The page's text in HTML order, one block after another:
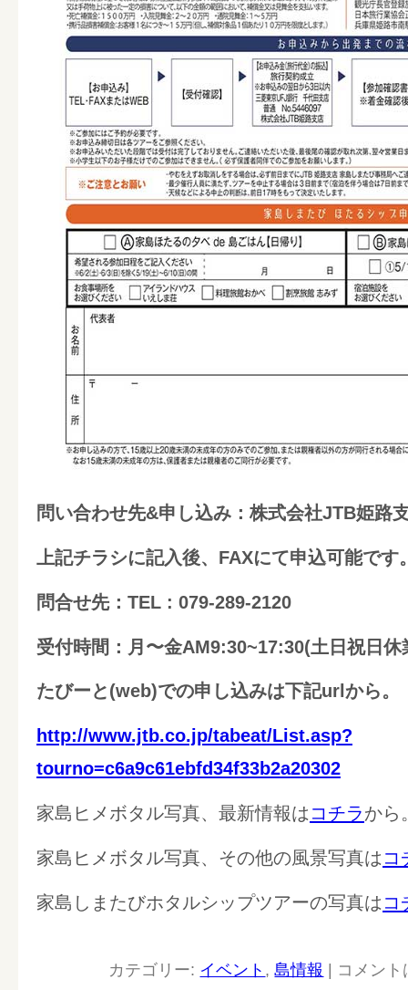
問い合わせ先&申し込み：株式会社JTB姫
上記チラシに記入後、FAXにて申込可能です
問合せ先：TEL : 079-289-2120
受付時間：月〜金AM9:30~17:30(土日祝日休
たびーと(web)での申し込みは下記urlから。
http://www.jtb.co.jp/tabeat/List.asp?
tourno=c6a9c61ebfd34f33b2a20302
家島ヒメボタル写真、最新情報は コチラから
家島ヒメボタル写真、その他の風景写真は コ
家島しまたびホタルシップツアーの写真は コ
カテゴリー: イベント ,島情報 | コメン